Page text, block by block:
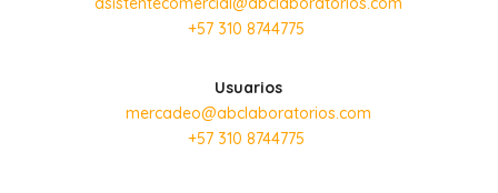
+57 310 8744775
Usuarios
mercadeo@abclaboratorios.com
+57 310 8744775